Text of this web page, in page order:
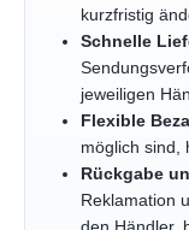
kurzfristig
Schnelle
jeweiligen
Flexible
möglich sind,
Rückgabe
Reklamation